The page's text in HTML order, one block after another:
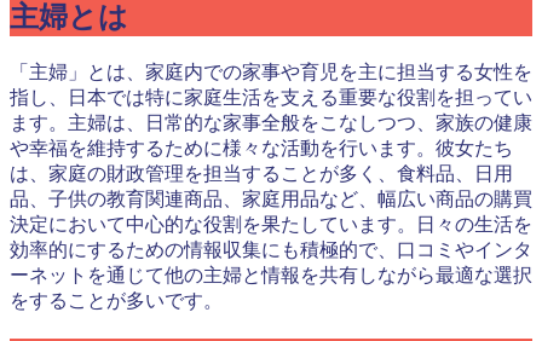
主婦とは
「主婦」とは、家庭内での家事や育児を主に担当する女性を
指し、日本では特に家庭生活を支える重要な役割を担ってい
ます。主婦は、日常的な家事全般をこなしつつ、家族の健康
や幸福を維持するために様々な活動を行います。彼女たち
は、家庭の財政管理を担当することが多く、食料品、日用
品、子供の教育関連商品、家庭用品など、幅広い商品の購買
決定において中心的な役割を果たしています。日々の生活を
効率的にするための情報収集にも積極的で、口コミやインタ
ーネットを通じて他の主婦と情報を共有しながら最適な選択
をすることが多いです。